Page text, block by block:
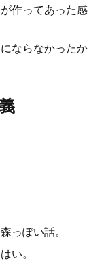
作ってあった感
ならなかったか
っぽい話。
い。